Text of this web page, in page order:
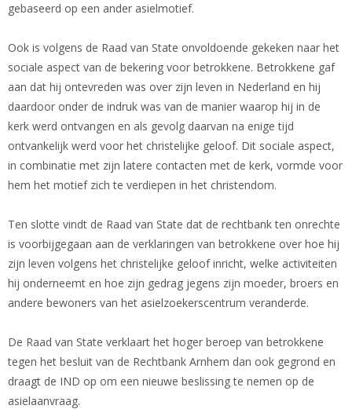
gebaseerd op een ander asielmotief.
Ook is volgens de Raad van State onvoldoende gekeken naar het
sociale aspect van de bekering voor betrokkene. Betrokkene gaf
aan dat hij ontevreden was over zijn leven in Nederland en hij
daardoor onder de indruk was van de manier waarop hij in de
kerk werd ontvangen en als gevolg daarvan na enige tijd
ontvankelijk werd voor het christelijke geloof. Dit sociale aspect,
in combinatie met zijn latere contacten met de kerk, vormde voor
hem het motief zich te verdiepen in het christendom.
Ten slotte vindt de Raad van State dat de rechtbank ten onrechte
is voorbijgegaan aan de verklaringen van betrokkene over hoe hij
zijn leven volgens het christelijke geloof inricht, welke activiteiten
hij onderneemt en hoe zijn gedrag jegens zijn moeder, broers en
andere bewoners van het asielzoekerscentrum veranderde.
De Raad van State verklaart het hoger beroep van betrokkene
tegen het besluit van de Rechtbank Arnhem dan ook gegrond en
draagt de IND op om een nieuwe beslissing te nemen op de
asielaanvraag.